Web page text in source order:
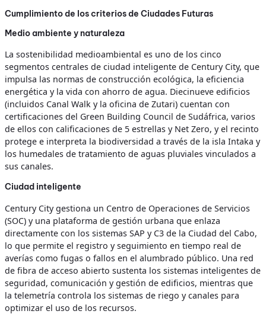
Cumplimiento de los criterios de Ciudades Futuras
Medio ambiente y naturaleza
La sostenibilidad medioambiental es uno de los cinco
segmentos centrales de ciudad inteligente de Century City, que
impulsa las normas de construcción ecológica, la eficiencia
energética y la vida con ahorro de agua. Diecinueve edificios
(incluidos Canal Walk y la oficina de Zutari) cuentan con
certificaciones del Green Building Council de Sudáfrica, varios
de ellos con calificaciones de 5 estrellas y Net Zero, y el recinto
protege e interpreta la biodiversidad a través de la isla Intaka y
los humedales de tratamiento de aguas pluviales vinculados a
sus canales.
Ciudad inteligente
Century City gestiona un Centro de Operaciones de Servicios
(SOC) y una plataforma de gestión urbana que enlaza
directamente con los sistemas SAP y C3 de la Ciudad del Cabo,
lo que permite el registro y seguimiento en tiempo real de
averías como fugas o fallos en el alumbrado público. Una red
de fibra de acceso abierto sustenta los sistemas inteligentes de
seguridad, comunicación y gestión de edificios, mientras que
la telemetría controla los sistemas de riego y canales para
optimizar el uso de los recursos.